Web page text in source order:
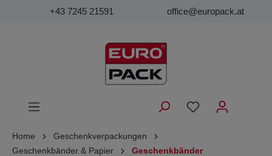
+43 7245 21591 office@europack.at
Home
Geschenkverpackungen
Geschenkbänder & Papier
Geschenkbänder